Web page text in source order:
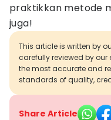
praktikkan metode
juga!
This article is written by
carefully reviewed by our
the most accurate and
standards of quality,
Share Article